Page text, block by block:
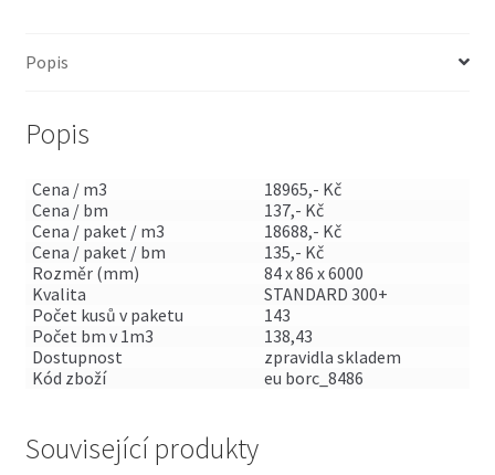
Popis
Popis
Cena / m3
18965,- Kč
Cena / bm
137,- Kč
Cena / paket / m3
18688,- Kč
Cena / paket / bm
135,- Kč
Rozměr (mm)
84 x 86 x 6000
Kvalita
STANDARD 300+
Počet kusů v paketu
143
Počet bm v 1m3
138,43
Dostupnost
zpravidla skladem
Kód zboží
eu borc_8486
Související produkty